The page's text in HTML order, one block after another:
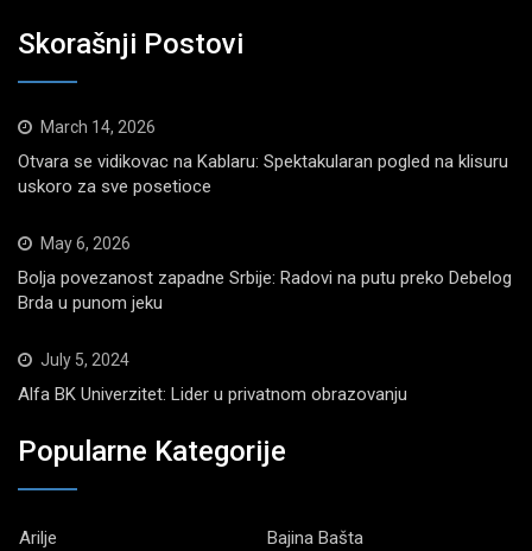
Skorašnji Postovi
March 14, 2026
Otvara se vidikovac na Kablaru: Spektakularan pogled na klisuru
uskoro za sve posetioce
May 6, 2026
Bolja povezanost zapadne Srbije: Radovi na putu preko Debelog
Brda u punom jeku
July 5, 2024
Alfa BK Univerzitet: Lider u privatnom obrazovanju
Popularne Kategorije
Arilje
Bajina Bašta